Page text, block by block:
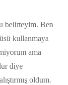
belirteyim. Ben
kullanmaya
ama
diye
oldum.